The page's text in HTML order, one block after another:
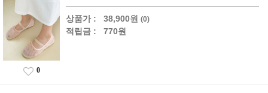
상품가 : 38,900원 (0)
적립금 : 770원
0